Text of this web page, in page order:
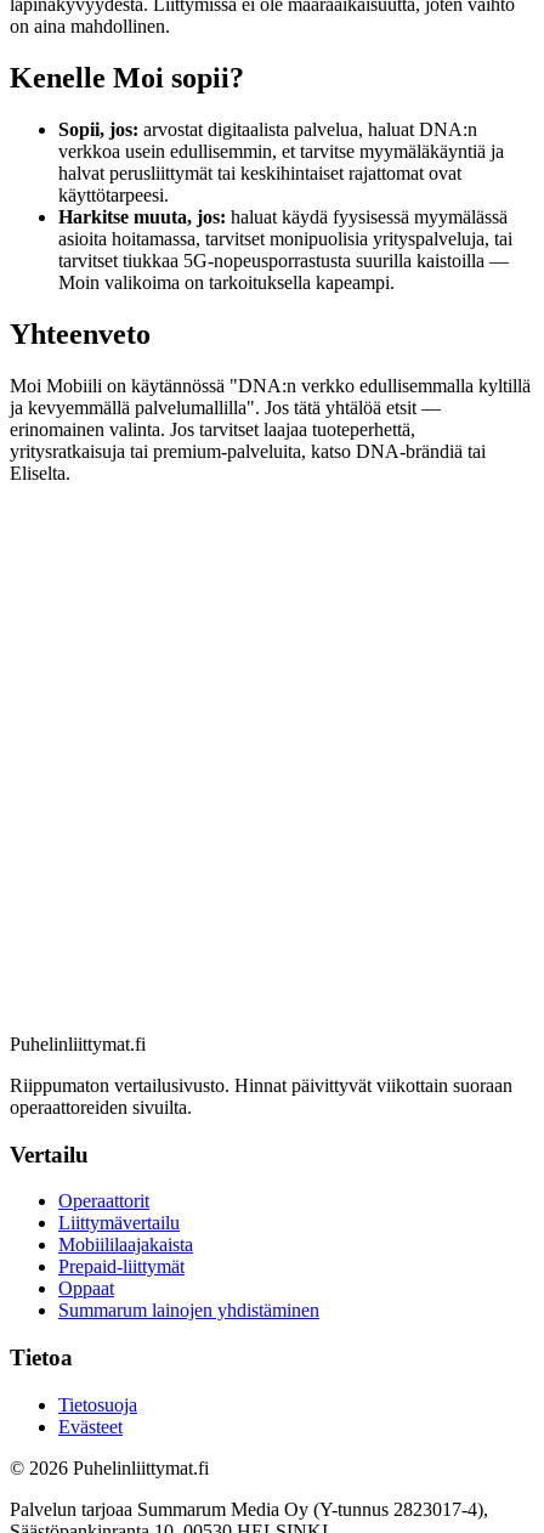
läpinäkyvyydestä. Liittymissä ei ole määräaikaisuutta, joten vaihto
on aina mahdollinen.
Kenelle Moi sopii?
Sopii, jos: arvostat digitaalista palvelua, haluat DNA:n
verkkoa usein edullisemmin, et tarvitse myymäläkäyntiä ja
halvat perusliittymät tai keskihintaiset rajattomat ovat
käyttötarpeesi.
Harkitse muuta, jos: haluat käydä fyysisessä myymälässä
asioita hoitamassa, tarvitset monipuolisia yrityspalveluja, tai
tarvitset tiukkaa 5G-nopeusporrastusta suurilla kaistoilla —
Moin valikoima on tarkoituksella kapeampi.
Yhteenveto
Moi Mobiili on käytännössä "DNA:n verkko edullisemmalla kyltillä
ja kevyemmällä palvelumallilla". Jos tätä yhtälöä etsit —
erinomainen valinta. Jos tarvitset laajaa tuoteperhettä,
yritysratkaisuja tai premium-palveluita, katso DNA-brändiä tai
Eliselta.
Puhelinliittymat.fi
Riippumaton vertailusivusto. Hinnat päivittyvät viikottain suoraan
operaattoreiden sivuilta.
Vertailu
Operaattorit
Liittymävertailu
Mobiililaajakaista
Prepaid-liittymät
Oppaat
Summarum lainojen yhdistäminen
Tietoa
Tietosuoja
Evästeet
© 2026 Puhelinliittymat.fi
Palvelun tarjoaa Summarum Media Oy (Y-tunnus 2823017-4),